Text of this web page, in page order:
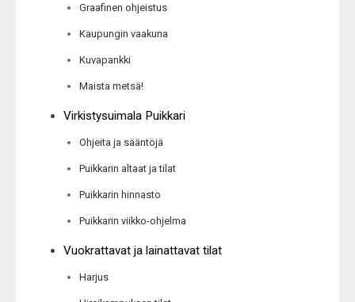
Graafinen ohjeistus
Kaupungin vaakuna
Kuvapankki
Maista metsä!
Virkistysuimala Puikkari
Ohjeita ja sääntöjä
Puikkarin altaat ja tilat
Puikkarin hinnasto
Puikkarin viikko-ohjelma
Vuokrattavat ja lainattavat tilat
Harjus